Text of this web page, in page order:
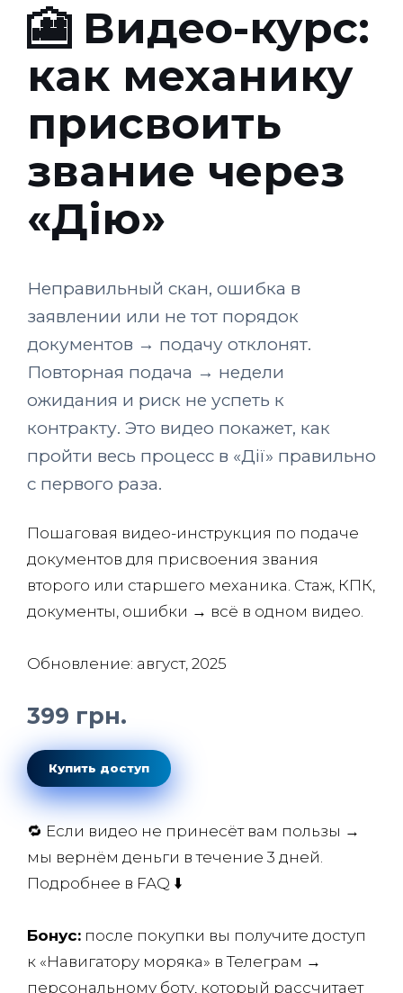
🎦 Видео-курс:
как механику
присвоить
звание через
«Дію»
Неправильный скан, ошибка в
заявлении или не тот порядок
документов → подачу отклонят.
Повторная подача → недели
ожидания и риск не успеть к
контракту. Это видео покажет, как
пройти весь процесс в «Дії» правильно
с первого раза.
Пошаговая видео-инструкция по подаче
документов для присвоения звания
второго или старшего механика. Стаж, КПК,
документы, ошибки → всё в одном видео.
Обновление: август, 2025
399 грн.
Купить доступ
🔁 Если видео не принесёт вам пользы →
мы вернём деньги в течение 3 дней.
Подробнее в FAQ ⬇️
Бонус: после покупки вы получите доступ
к «Навигатору моряка» в Телеграм →
персональному боту, который рассчитает